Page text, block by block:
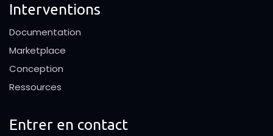
Interventions
Documentation
Marketplace
Conception
Ressources
Entrer en contact